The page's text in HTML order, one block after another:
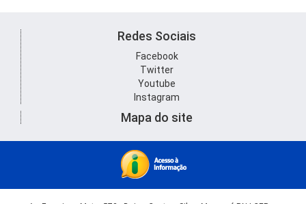
Redes Sociais
Facebook
Twitter
Youtube
Instagram
Mapa do site